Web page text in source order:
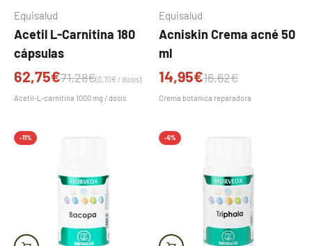
Equisalud
Acetil L-Carnitina 180
cápsulas
Precio de oferta
62,75€Precio normal
71,28€(0,70€ / dosis)
Acetil-L-carnitina 1000 mg / dosis
Equisalud
Acniskin Crema acné 50
ml
Precio de oferta
14,95€Precio normal
16,62€
Crema botánica reparadora
-11% -6%